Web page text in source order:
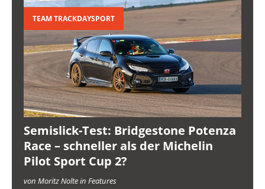
TEAM TRACKDAYSPORT
Semislick-Test: Bridgestone Potenza
Race – schneller als der Michelin
Pilot Sport Cup 2?
von Moritz Nolte in Features